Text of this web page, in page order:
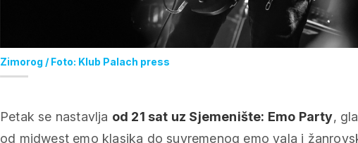
Zimorog / Foto: Klub Palach press
Petak se nastavlja od 21 sat uz Sjemenište: Emo Party,
od midwest emo klasika do suvremenog emo vala i